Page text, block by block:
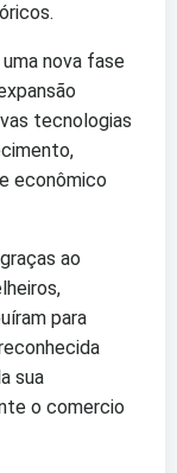
nova fase
tecnologias
econômico
ao
para
sua
o comercio